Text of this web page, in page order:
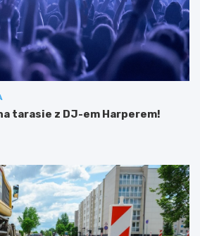
tarasie z DJ-em Harperem!